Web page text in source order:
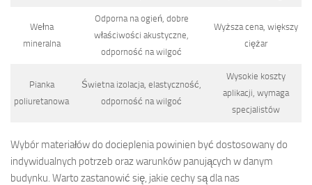
Wełna
mineralna
Odporna na ogień, dobre
właściwości akustyczne,
odporność na wilgoć
Wyższa cena, większy
ciężar
Pianka
poliuretanowa
Świetna izolacja, elastyczność,
odporność na wilgoć
Wysokie koszty
aplikacji, wymaga
specjalistów
Wybór materiałów do docieplenia powinien być dostosowany do
indywidualnych potrzeb oraz warunków panujących w danym
budynku. Warto zastanowić się, jakie cechy są dla nas